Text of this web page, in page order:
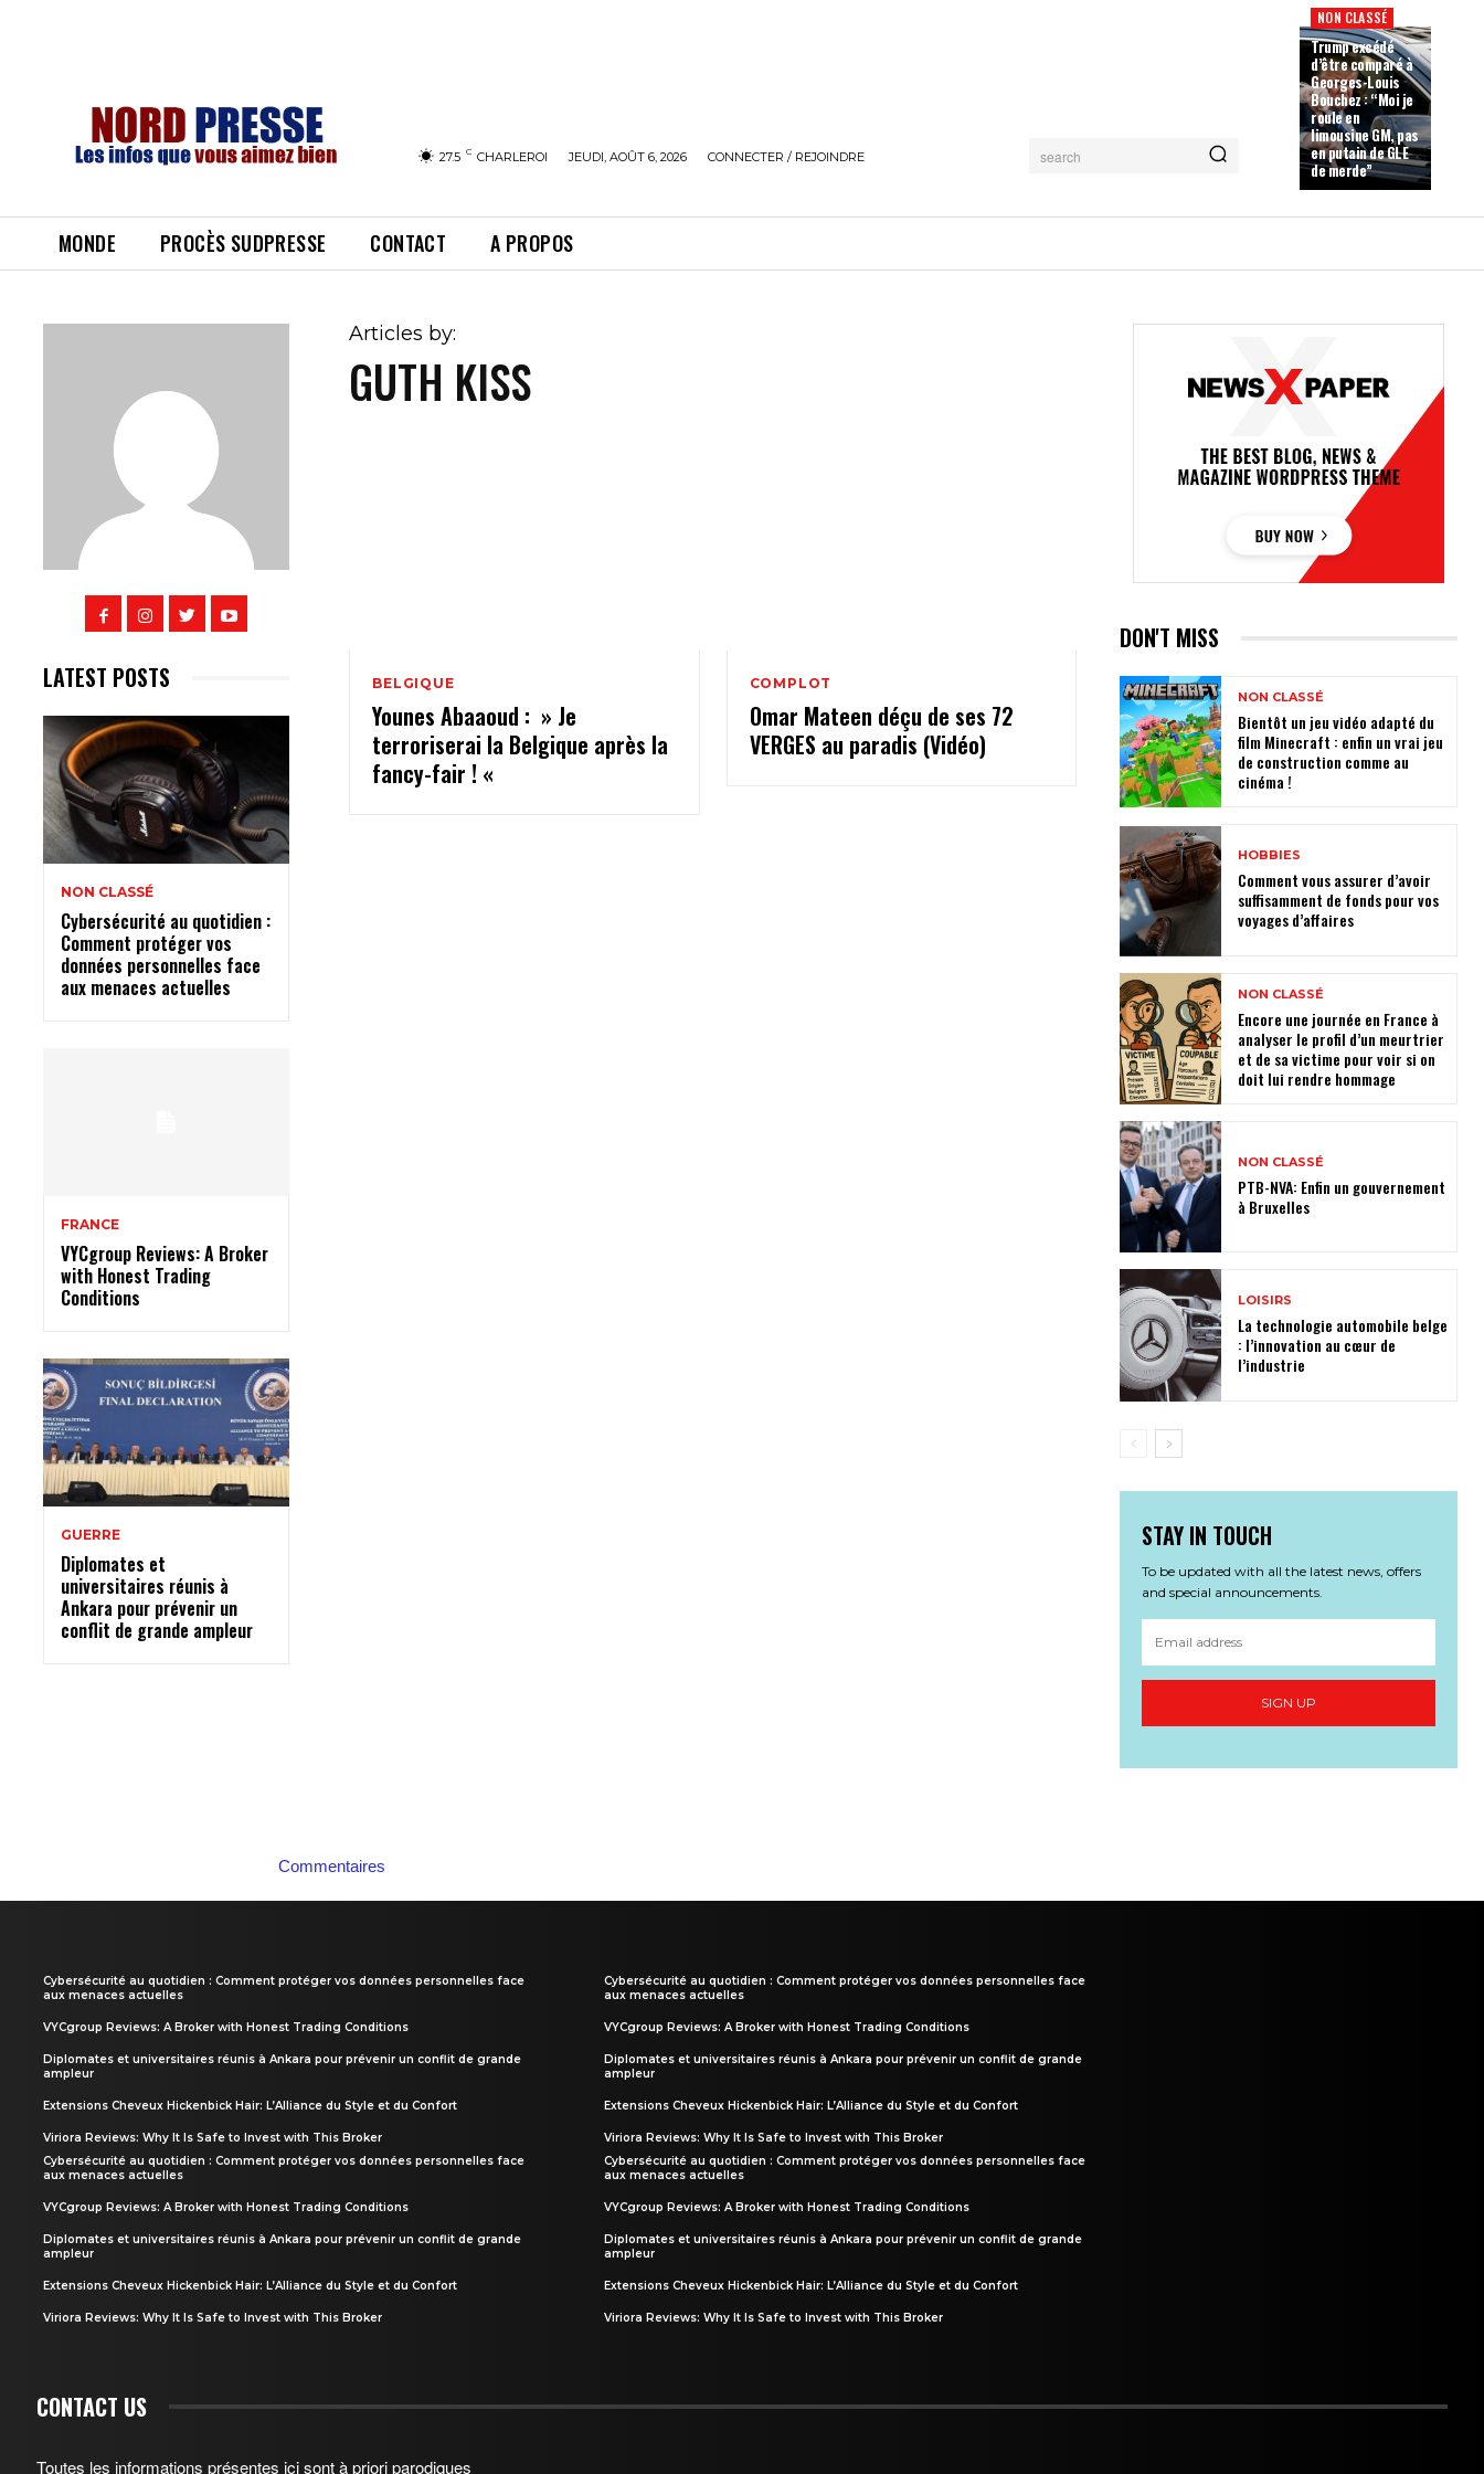
27.5 C CHARLEROI JEUDI, AOÛT 6, 2026 CONNECTER / REJOINDRE search
NON CLASSÉ
Trump excédé
d’être comparé à
Georges-Louis
Bouchez : “Moi je
roule en
limousine GM, pas
en putain de GLE
de merde”
MONDE PROCÈS SUDPRESSE CONTACT A PROPOS
LATEST POSTS
NON CLASSÉ
Cybersécurité au quotidien :
Comment protéger vos
données personnelles face
aux menaces actuelles
FRANCE
VYCgroup Reviews: A Broker
with Honest Trading
Conditions
GUERRE
Diplomates et
universitaires réunis à
Ankara pour prévenir un
conflit de grande ampleur
Articles by:
GUTH KISS
BELGIQUE
Younes Abaaoud : » Je
terroriserai la Belgique après la
fancy-fair ! «
COMPLOT
Omar Mateen déçu de ses 72
VERGES au paradis (Vidéo)
DON'T MISS
NON CLASSÉ
Bientôt un jeu vidéo adapté du
film Minecraft : enfin un vrai jeu
de construction comme au
cinéma !
HOBBIES
Comment vous assurer d’avoir
suffisamment de fonds pour vos
voyages d’affaires
NON CLASSÉ
Encore une journée en France à
analyser le profil d’un meurtrier
et de sa victime pour voir si on
doit lui rendre hommage
NON CLASSÉ
PTB-NVA: Enfin un gouvernement
à Bruxelles
LOISIRS
La technologie automobile belge
: l’innovation au cœur de
l’industrie
STAY IN TOUCH
To be updated with all the latest news, offers
and special announcements.
SIGN UP
Commentaires
Cybersécurité au quotidien : Comment protéger vos données personnelles face
aux menaces actuelles
VYCgroup Reviews: A Broker with Honest Trading Conditions
Diplomates et universitaires réunis à Ankara pour prévenir un conflit de grande
ampleur
Extensions Cheveux Hickenbick Hair: L’Alliance du Style et du Confort
Viriora Reviews: Why It Is Safe to Invest with This Broker
Cybersécurité au quotidien : Comment protéger vos données personnelles face
aux menaces actuelles
VYCgroup Reviews: A Broker with Honest Trading Conditions
Diplomates et universitaires réunis à Ankara pour prévenir un conflit de grande
ampleur
Extensions Cheveux Hickenbick Hair: L’Alliance du Style et du Confort
Viriora Reviews: Why It Is Safe to Invest with This Broker
Cybersécurité au quotidien : Comment protéger vos données personnelles face
aux menaces actuelles
VYCgroup Reviews: A Broker with Honest Trading Conditions
Diplomates et universitaires réunis à Ankara pour prévenir un conflit de grande
ampleur
Extensions Cheveux Hickenbick Hair: L’Alliance du Style et du Confort
Viriora Reviews: Why It Is Safe to Invest with This Broker
Cybersécurité au quotidien : Comment protéger vos données personnelles face
aux menaces actuelles
VYCgroup Reviews: A Broker with Honest Trading Conditions
Diplomates et universitaires réunis à Ankara pour prévenir un conflit de grande
ampleur
Extensions Cheveux Hickenbick Hair: L’Alliance du Style et du Confort
Viriora Reviews: Why It Is Safe to Invest with This Broker
CONTACT US
Toutes les informations présentes ici sont à priori parodiques